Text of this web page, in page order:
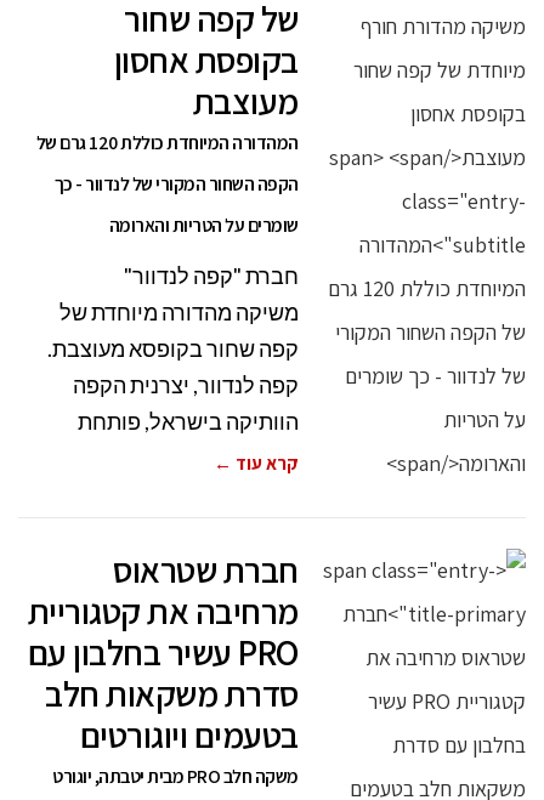
של קפה שחור
בקופסת אחסון
מעוצבת
המהדורה המיוחדת כוללת 120 גרם של
הקפה השחור המקורי של לנדוור - כך
שומרים על הטריות והארומה
חברת "קפה לנדוור"
משיקה מהדורה מיוחדת של
קפה שחור בקופסא מעוצבת.
קפה לנדוור, יצרנית הקפה
הוותיקה בישראל, פותחת
קרא עוד ←
חברת שטראוס
מרחיבה את קטגוריית
PRO עשיר בחלבון עם
סדרת משקאות חלב
בטעמים ויוגורטים
משקה חלב PRO מבית יטבתה, יוגורט